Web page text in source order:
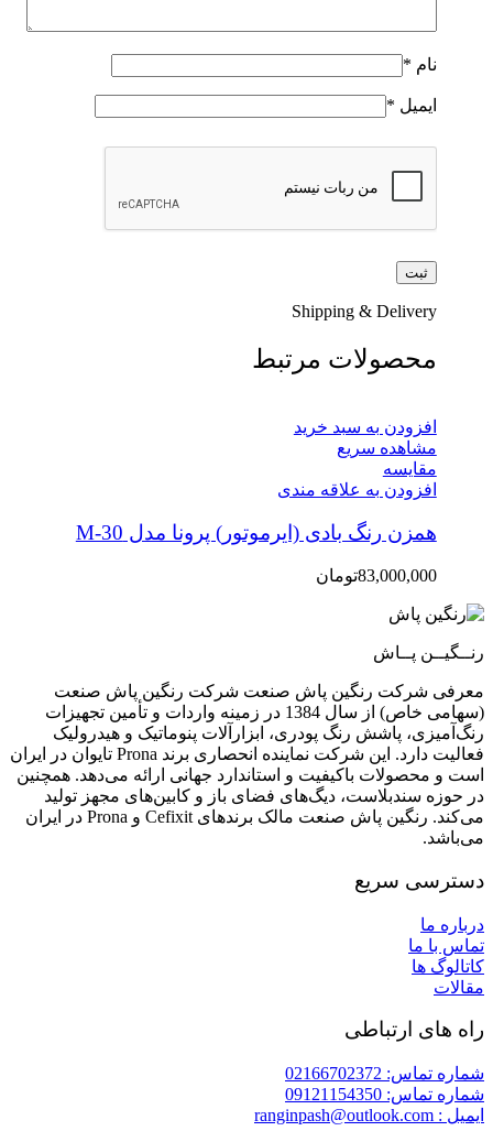
نام *
ایمیل *
Shipping & Delivery
محصولات مرتبط
افزودن به سبد خرید
مشاهده سریع
مقایسه
افزودن به علاقه مندی
همزن رنگ بادی (ایرموتور) پرونا مدل M-30
83,000,000تومان
رنــگیــن پــاش
معرفی شرکت رنگین پاش صنعت شرکت رنگین پاش صنعت
(سهامی خاص) از سال 1384 در زمینه واردات و تأمین تجهیزات
رنگ‌آمیزی، پاشش رنگ پودری، ابزارآلات پنوماتیک و هیدرولیک
فعالیت دارد. این شرکت نماینده انحصاری برند Prona تایوان در ایران
است و محصولات باکیفیت و استاندارد جهانی ارائه می‌دهد. همچنین
در حوزه سندبلاست، دیگ‌های فضای باز و کابین‌های مجهز تولید
می‌کند. رنگین پاش صنعت مالک برندهای Cefixit و Prona در ایران
می‌باشد.
دسترسی سریع
درباره ما
تماس با ما
کاتالوگ ها
مقالات
راه های ارتباطی
شماره تماس: 02166702372
شماره تماس: 09121154350
ایمیل : ranginpash@outlook.com